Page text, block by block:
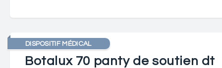
DISPOSITIF MÉDICAL
Botalux 70 panty de soutien dt